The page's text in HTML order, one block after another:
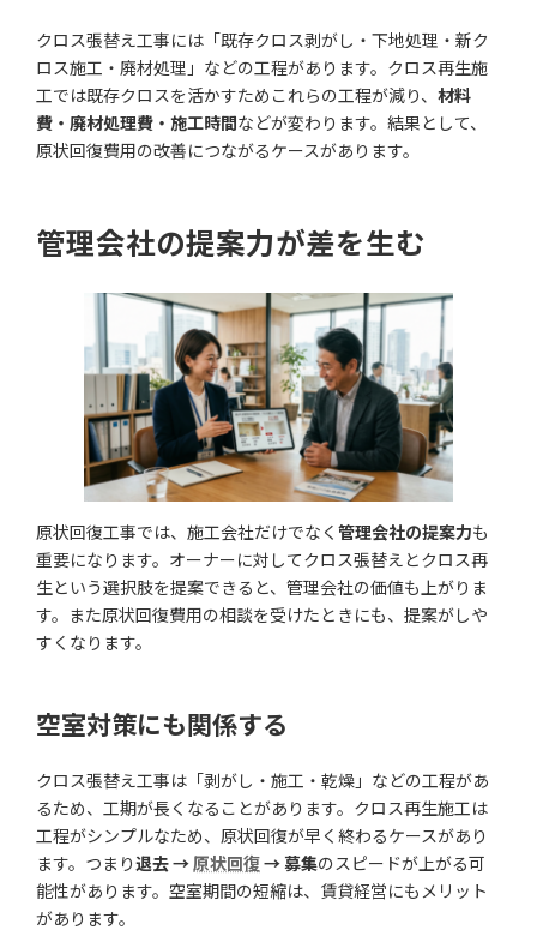
クロス張替え工事には「既存クロス剥がし・下地処理・新ク
ロス施工・廃材処理」などの工程があります。クロス再生施
工では既存クロスを活かすためこれらの工程が減り、 材料
費・廃材処理費・施工時間などが変わります。結果として、
原状回復費用の改善につながるケースがあります。
管理会社の提案力が差を生む
原状回復工事では、施工会社だけでなく 管理会社の提案力も
重要になります。オーナーに対してクロス張替えとクロス再
生という選択肢を提案できると、管理会社の価値も上がりま
す。また原状回復費用の相談を受けたときにも、提案がしや
すくなります。
空室対策にも関係する
クロス張替え工事は「剥がし・施工・乾燥」などの工程があ
るため、工期が長くなることがあります。クロス再生施工は
工程がシンプルなため、原状回復が早く終わるケースがあり
ます。つまり退去 →原状回復→ 募集のスピードが上がる可
能性があります。空室期間の短縮は、賃貸経営にもメリット
があります。